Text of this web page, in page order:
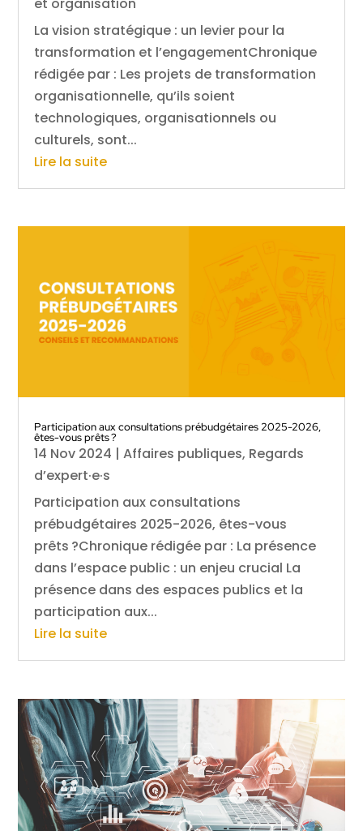
La vision stratégique : un levier pour la
transformation et l’engagementChronique
rédigée par : Les projets de transformation
organisationnelle, qu’ils soient
technologiques, organisationnels ou
culturels, sont...
Lire la suite
Participation aux consultations prébudgétaires 2025-2026,
êtes-vous prêts ?
14 Nov 2024 |Affaires publiques, Regards
d’expert·e·s
Participation aux consultations
prébudgétaires 2025-2026, êtes-vous
prêts ?Chronique rédigée par : La présence
dans l’espace public : un enjeu crucial La
présence dans des espaces publics et la
participation aux...
Lire la suite